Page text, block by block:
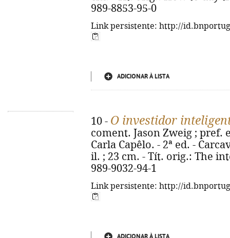
989-8853-95-0
Link persistente: http://
ADICIONAR À LISTA
10 - O investidor
coment. Jason Zweig ; pref.
Carla Capêlo. - 2ª ed. -
il. ; 23 cm. - Tít. orig.: The
989-9032-94-1
Link persistente: http://
ADICIONAR À LISTA